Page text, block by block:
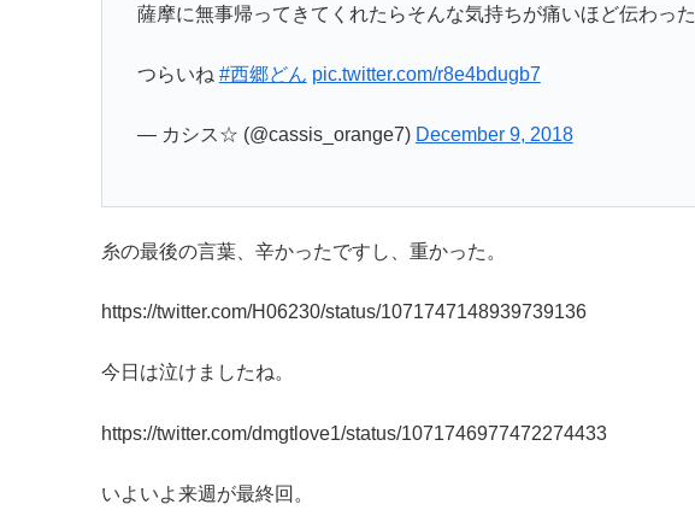
薩摩に無事帰ってきてくれたらそんな気持ちが痛いほど伝わった
つらいね #西郷どん pic.twitter.com/r8e4bdugb7
— カシス☆ (@cassis_orange7) December 9, 2018
糸の最後の言葉、辛かったですし、重かった。
https://twitter.com/H06230/status/1071747148939739136
今日は泣けましたね。
https://twitter.com/dmgtlove1/status/1071746977472274433
いよいよ来週が最終回。